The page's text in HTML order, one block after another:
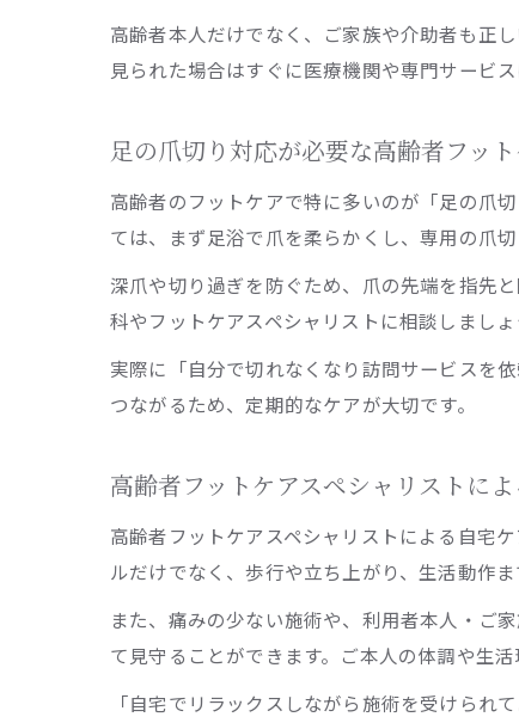
高齢者本人だけでなく、ご家族や介助者も正
見られた場合はすぐに医療機関や専門サービス
足の爪切り対応が必要な高齢者フッ
高齢者のフットケアで特に多いのが「足の爪
ては、まず足浴で爪を柔らかくし、専用の爪
深爪や切り過ぎを防ぐため、爪の先端を指先
科やフットケアスペシャリストに相談しまし
実際に「自分で切れなくなり訪問サービスを
つながるため、定期的なケアが大切です。
高齢者フットケアスペシャリストに
高齢者フットケアスペシャリストによる自宅
ルだけでなく、歩行や立ち上がり、生活動作
また、痛みの少ない施術や、利用者本人・ご
て見守ることができます。ご本人の体調や生
「自宅でリラックスしながら施術を受けられ